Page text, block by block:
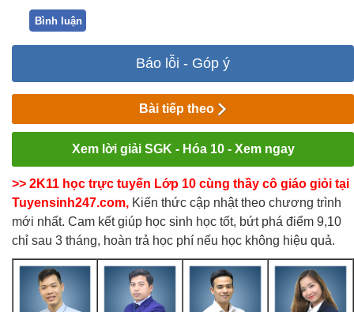
Bình luận
Báo lỗi - Góp ý
Bài tiếp theo
Xem lời giải SGK - Hóa 10 - Xem ngay
>> 2K11 học trực tuyến Lớp 10 cùng thầy cô giáo giỏi tại
Tuyensinh247.com, Kiến thức cập nhật theo chương trình
mới nhất. Cam kết giúp học sinh học tốt, bứt phá điểm 9,10
chỉ sau 3 tháng, hoàn trả học phí nếu học không hiệu quả.